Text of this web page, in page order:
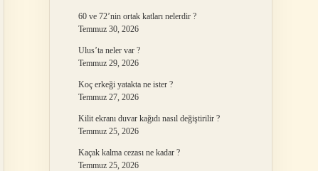
60 ve 72’nin ortak katları nelerdir ?
Temmuz 30, 2026
Ulus’ta neler var ?
Temmuz 29, 2026
Koç erkeği yatakta ne ister ?
Temmuz 27, 2026
Kilit ekranı duvar kağıdı nasıl değiştirilir ?
Temmuz 25, 2026
Kaçak kalma cezası ne kadar ?
Temmuz 25, 2026